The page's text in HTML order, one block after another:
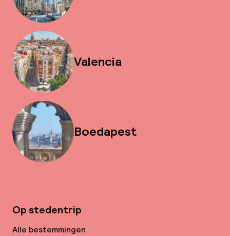
Valencia
Boedapest
Op stedentrip
Alle bestemmingen